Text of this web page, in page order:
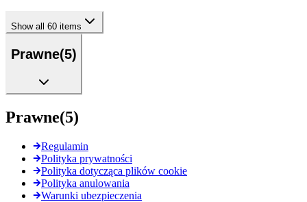
Show all 60 items
Prawne(5)
Prawne(5)
Regulamin
Polityka prywatności
Polityka dotycząca plików cookie
Polityka anulowania
Warunki ubezpieczenia